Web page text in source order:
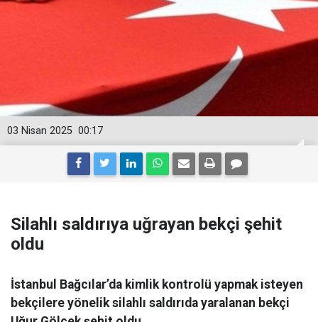
00:17
03 Nisan 2025
Silahlı saldırıya uğrayan bekçi şehit
oldu
İstanbul Bağcılar’da kimlik kontrolü yapmak isteyen
bekçilere yönelik silahlı saldırıda yaralanan bekçi